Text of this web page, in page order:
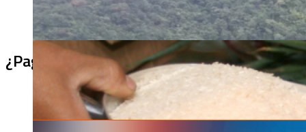
¿Pagaron menos de lo permitido por el